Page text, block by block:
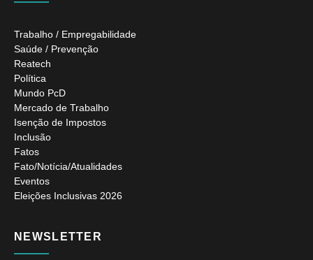
Trabalho / Empregabilidade
Saúde / Prevenção
Reatech
Política
Mundo PcD
Mercado de Trabalho
Isenção de Impostos
Inclusão
Fatos
Fato/Notícia/Atualidades
Eventos
Eleições Inclusivas 2026
NEWSLETTER